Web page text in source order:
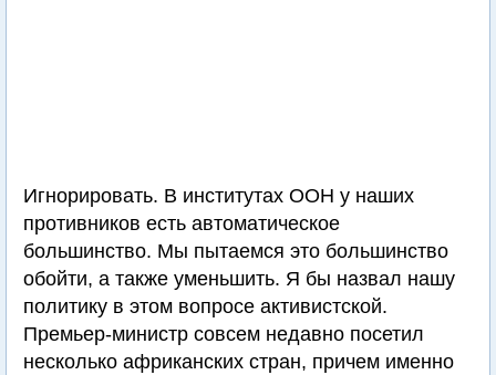
Игнорировать. В институтах ООН у наших
противников есть автоматическое
большинство. Мы пытаемся это большинство
обойти, а также уменьшить. Я бы назвал нашу
политику в этом вопросе активистской.
Премьер-министр совсем недавно посетил
несколько африканских стран, причем именно